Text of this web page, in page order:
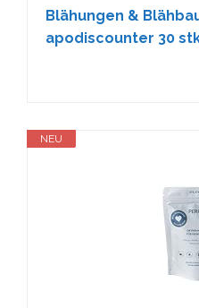
Blähungen &
apodiscounter 30
NEU